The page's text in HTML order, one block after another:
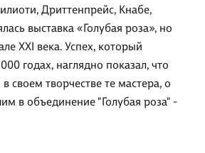
Дриттенпрейс, Кнабе,
выставка «Голубая роза», но
XXI века. Успех, который
годах, наглядно показал, что
своем творчестве те мастера, о
в объединение "Голубая роза" -